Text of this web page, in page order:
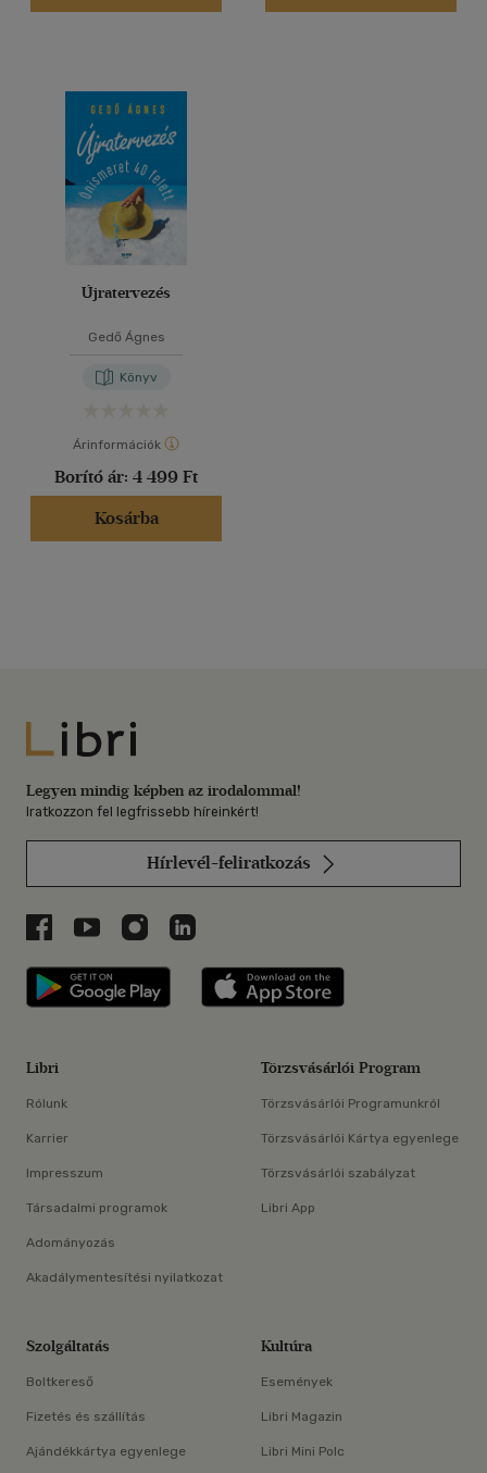
Újratervezés
Gedő Ágnes
Könyv
Árinformációk
Borító ár: 4 499 Ft
Kosárba
Libri
Legyen mindig képben az irodalommal!
Iratkozzon fel legfrissebb híreinkért!
Hírlevél-feliratkozás
Libri a Facebookon
Libri a Youtube-on
Libri az Instagramon
Libri a LinkedInen
Libri applikáció Szerezd meg: Google
Libri
Rólunk
Karrier
Impresszum
Társadalmi programok
Adományozás
Akadálymentesítési nyilatkozat
Törzsvásárlói Program
Törzsvásárlói Programunkról
Törzsvásárlói Kártya egyenlege
Törzsvásárlói szabályzat
Libri App
Szolgáltatás
Boltkereső
Fizetés és szállítás
Ajándékkártya egyenlege
Kultúra
Események
Libri Magazin
Libri Mini Polc